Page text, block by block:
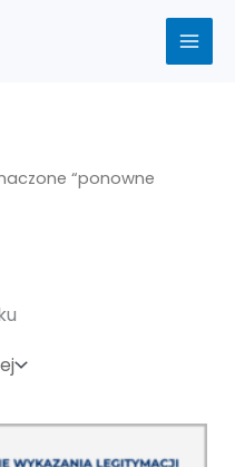
“ponowne